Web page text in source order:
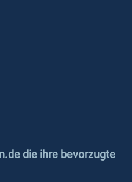
die ihre bevorzugte